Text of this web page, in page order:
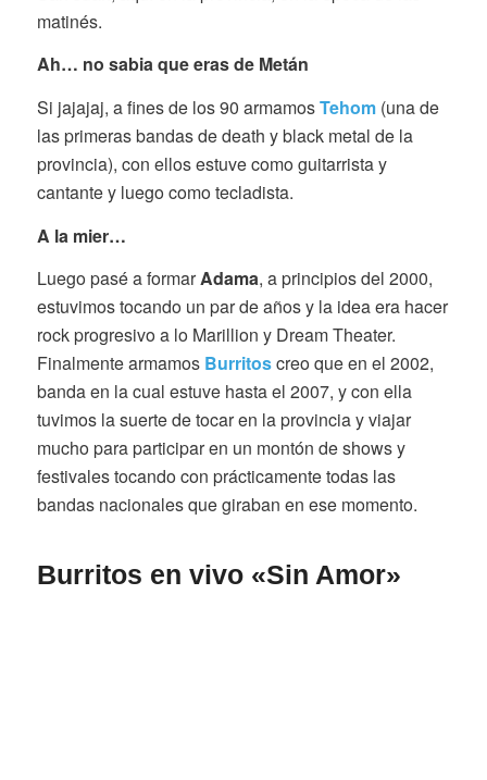
matinés.
Ah… no sabia que eras de Metán
Si jajajaj, a fines de los 90 armamosTehom (una de
las primeras bandas de death y black metal de la
provincia), con ellos estuve como guitarrista y
cantante y luego como tecladista.
A la mier…
Luego pasé a formarAdama, a principios del 2000,
estuvimos tocando un par de años y la idea era hacer
rock progresivo a lo Marillion y Dream Theater.
Finalmente armamos Burritoscreo que en el 2002,
banda en la cual estuve hasta el 2007, y con ella
tuvimos la suerte de tocar en la provincia y viajar
mucho para participar en un montón de shows y
festivales tocando con prácticamente todas las
bandas nacionales que giraban en ese momento.
Burritos en vivo «Sin Amor»